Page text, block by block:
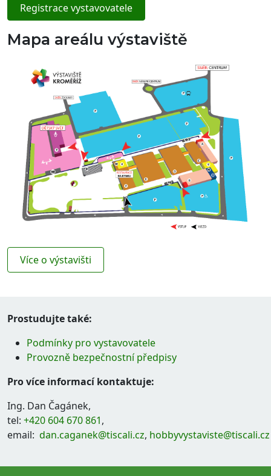
Registrace vystavovatele
Mapa areálu výstaviště
Více o výstavišti
Prostudujte také:
Podmínky pro vystavovatele
Provozně bezpečnostní předpisy
Pro více informací kontaktuje:
Ing. Dan Čagánek,
tel: +420 604 670 861,
email: dan.caganek@tiscali.cz, hobbyvystaviste@tiscali.cz